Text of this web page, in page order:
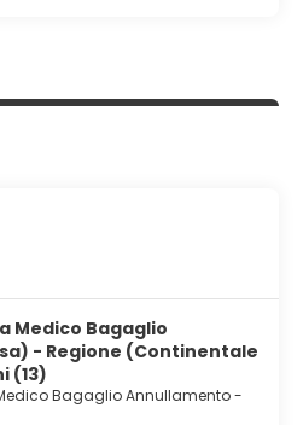
Medico Bagaglio
- Regione (Continentale
(13)
Bagaglio Annullamento -